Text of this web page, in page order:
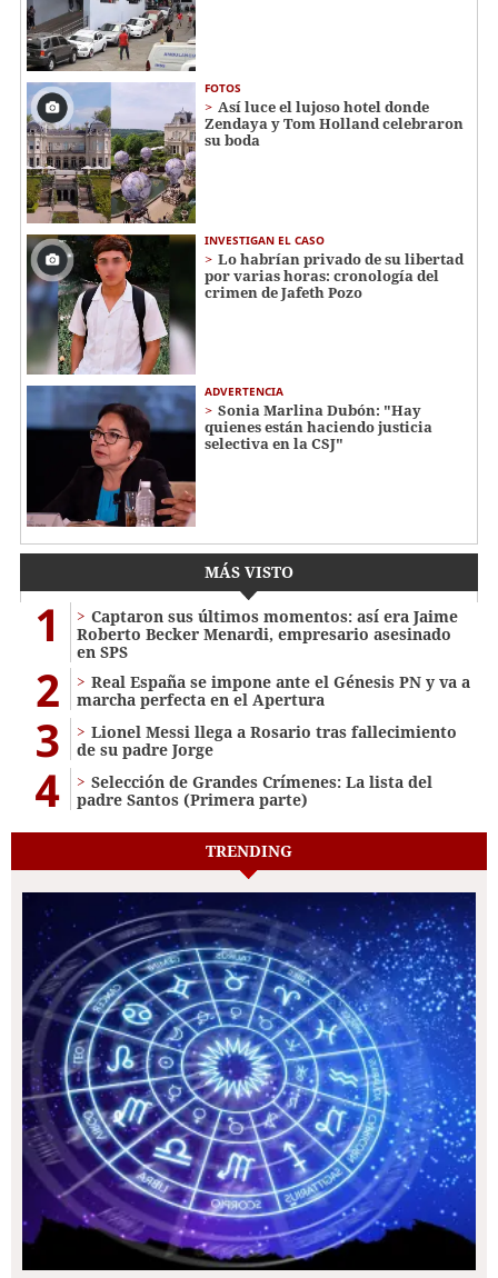
FOTOS
Así luce el lujoso hotel donde
Zendaya y Tom Holland celebraron
su boda
INVESTIGAN EL CASO
Lo habrían privado de su libertad
por varias horas: cronología del
crimen de Jafeth Pozo
ADVERTENCIA
Sonia Marlina Dubón: "Hay
quienes están haciendo justicia
selectiva en la CSJ"
MÁS VISTO
1
Captaron sus últimos momentos: así era Jaime
Roberto Becker Menardi​​​, empresario asesinado
en SPS
2
Real España se impone ante el Génesis PN y va a
marcha perfecta en el Apertura
3
Lionel Messi llega a Rosario tras fallecimiento
de su padre Jorge
4
Selección de Grandes Crímenes: La lista del
padre Santos (Primera parte)
TRENDING